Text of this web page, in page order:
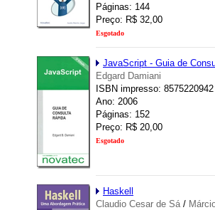
Páginas: 144
Preço: R$ 32,00
Esgotado
JavaScript - Guia de
Edgard Damiani
ISBN impresso: 8575220942
Ano: 2006
Páginas: 152
Preço: R$ 20,00
Esgotado
Haskell
Claudio Cesar de Sá/